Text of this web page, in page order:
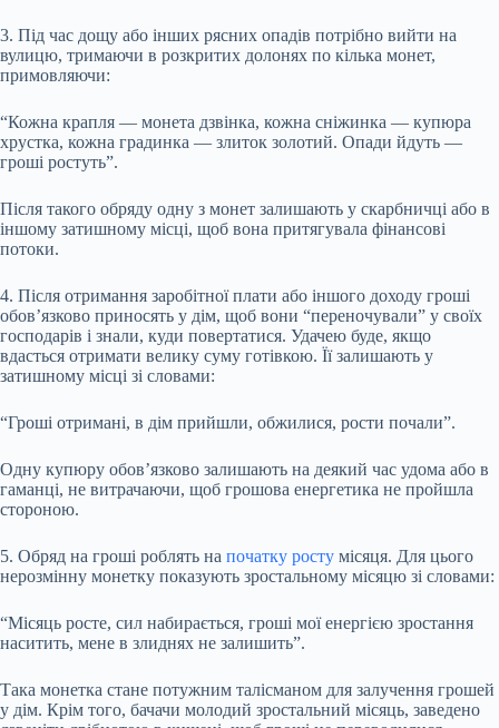
3. Під час дощу або інших рясних опадів потрібно вийти на
вулицю, тримаючи в розкритих долонях по кілька монет,
примовляючи:
“Кожна крапля — монета дзвінка, кожна сніжинка — купюра
хрустка, кожна градинка — злиток золотий. Опади йдуть —
гроші ростуть”.
Після такого обряду одну з монет залишають у скарбничці або в
іншому затишному місці, щоб вона притягувала фінансові
потоки.
4. Після отримання заробітної плати або іншого доходу гроші
обов’язково приносять у дім, щоб вони “переночували” у своїх
господарів і знали, куди повертатися. Удачею буде, якщо
вдасться отримати велику суму готівкою. Її залишають у
затишному місці зі словами:
“Гроші отримані, в дім прийшли, обжилися, рости почали”.
Одну купюру обов’язково залишають на деякий час удома або в
гаманці, не витрачаючи, щоб грошова енергетика не пройшла
стороною.
5. Обряд на гроші роблять на початку росту місяця. Для цього
нерозмінну монетку показують зростальному місяцю зі словами:
“Місяць росте, сил набирається, гроші мої енергією зростання
наситить, мене в злиднях не залишить”.
Така монетка стане потужним талісманом для залучення грошей
у дім. Крім того, бачачи молодий зростальний місяць, заведено